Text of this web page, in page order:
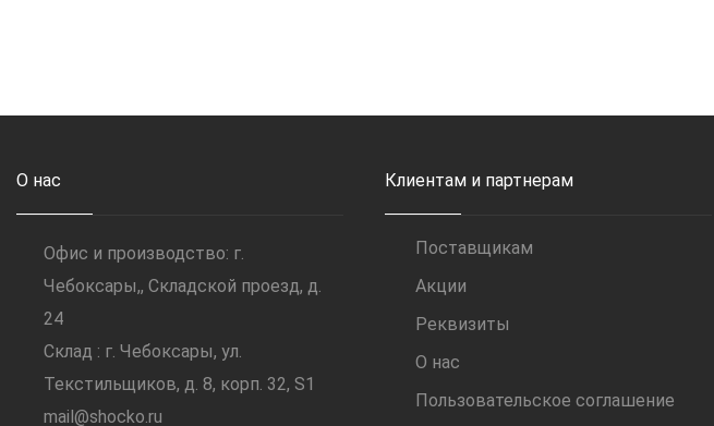
О нас
Офис и производство: г.
Чебоксары,, Складской проезд, д.
24
Склад : г. Чебоксары, ул.
Текстильщиков, д. 8, корп. 32, S1
mail@shocko.ru
Клиентам и партнерам
Поставщикам
Акции
Реквизиты
О нас
Пользовательское соглашение